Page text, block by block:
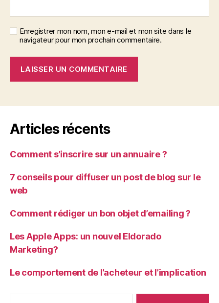
Enregistrer mon nom, mon e-mail et mon site dans le
navigateur pour mon prochain commentaire.
Articles récents
Comment s’inscrire sur un annuaire ?
7 conseils pour diffuser un post de blog sur le
web
Comment rédiger un bon objet d’emailing ?
Les Apple Apps: un nouvel Eldorado
Marketing?
Le comportement de l’acheteur et l’implication